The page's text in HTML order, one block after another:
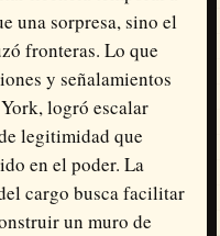
una sorpresa, sino el
fronteras. Lo que
y señalamientos
logró escalar
legitimidad que
en el poder. La
cargo busca facilitar
un muro de